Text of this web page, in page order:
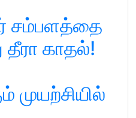
சம்பளத்தை
தீரா காதல்!
முயற்சியில்